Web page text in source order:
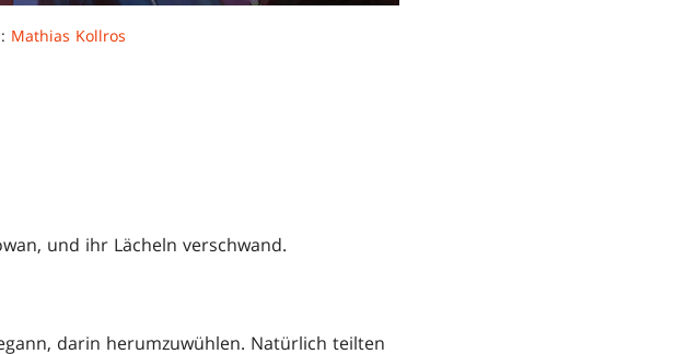
Mathias Kollros
und ihr Lächeln verschwand.
darin herumzuwühlen. Natürlich teilten